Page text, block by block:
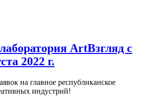
ArtВзгляд с
2022 г.
на главное республиканское
индустрий!